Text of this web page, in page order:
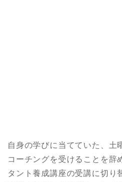
自身の学びに当てていた、土
コーチングを受けることを辞
タント養成講座の受講に切り